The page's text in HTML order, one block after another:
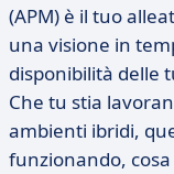
(APM) è il tuo
una visione in
disponibilità delle
Che tu stia
ambienti ibridi,
funzionando,